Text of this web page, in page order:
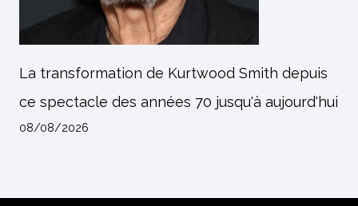
La transformation de Kurtwood Smith depuis
ce spectacle des années 70 jusqu'à aujourd'hui
08/08/2026